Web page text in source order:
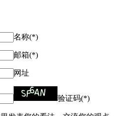
名称(*)
邮箱(*)
网址
验证码(*)